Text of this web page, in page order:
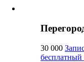
30 000
бесплатный